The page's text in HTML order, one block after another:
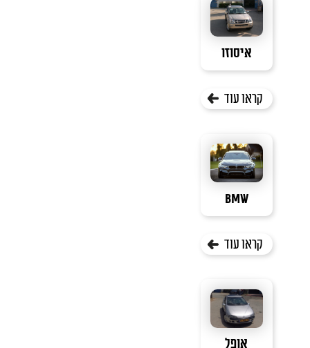
איסוזו
קראו עוד
BMW
קראו עוד
אופל